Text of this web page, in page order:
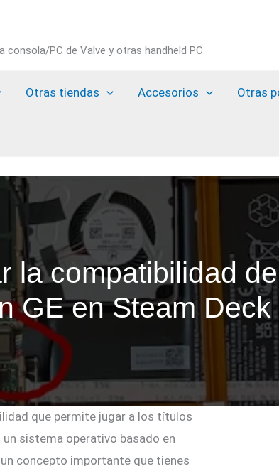
PC de Valve y otras handheld PC
Otras tiendas Accesorios Otras
la compatibilidad
GE en Steam Deck
que permite jugar a los títulos
sistema operativo basado en
un concepto importante que tienes